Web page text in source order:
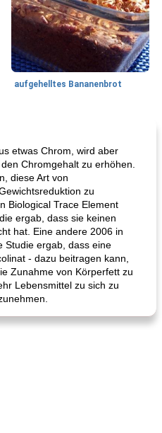
aufgehelltes Bananenbrot
etwas Chrom, wird aber
Chromgehalt zu erhöhen.
diese Art von
zu
Biological Trace Element
ergab, dass sie keinen
hat. Eine andere 2006 in
Studie ergab, dass eine
- dazu beitragen kann,
Zunahme von Körperfett zu
Lebensmittel zu sich zu